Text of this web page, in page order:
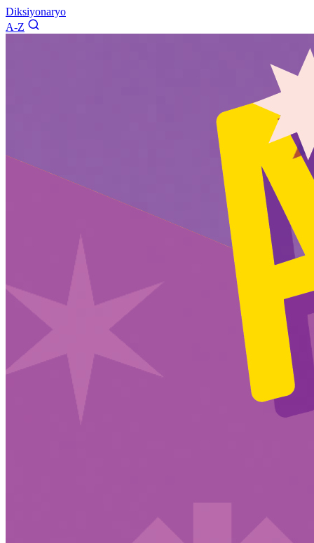
Diksiyonaryo
A-Z